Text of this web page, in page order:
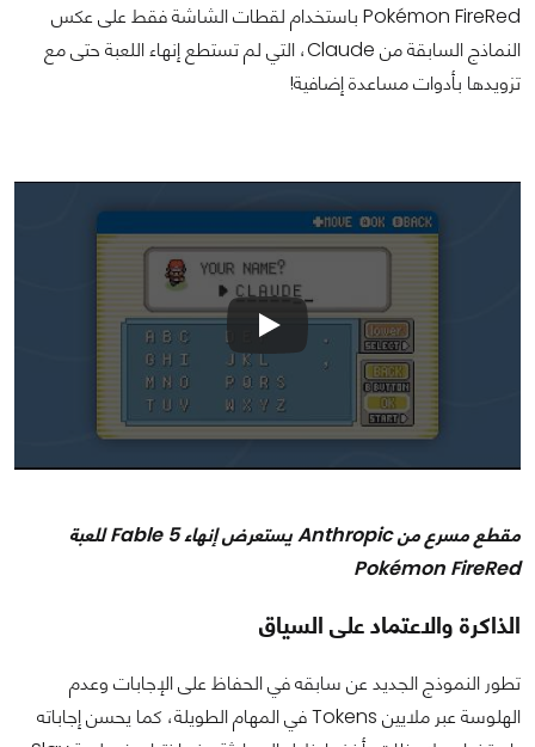
Pokémon FireRed باستخدام لقطات الشاشة فقط على عكس
النماذج السابقة من Claude، التي لم تستطع إنهاء اللعبة حتى مع
تزويدها بأدوات مساعدة إضافية!
مقطع مسرع من Anthropic يستعرض إنهاء Fable 5 للعبة
Pokémon FireRed
الذاكرة والاعتماد على السياق
تطور النموذج الجديد عن سابقه في الحفاظ على الإجابات وعدم
الهلوسة عبر ملايين Tokens في المهام الطويلة، كما يحسن إجاباته